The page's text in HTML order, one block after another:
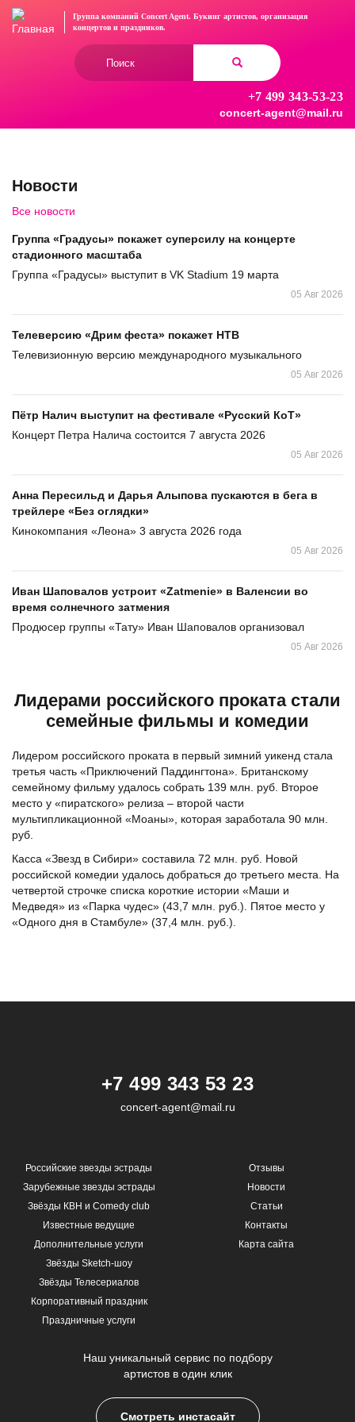
Перейти
Группа компаний Concert Agent. Букинг артистов, организация
концертови праздников.
+7 499 343-53-23
concert-agent@mail.ru
Новости
Все новости
Группа «Градусы» покажет суперсилу на концерте
стадионного масштаба
Группа «Градусы» выступит в VK Stadium 19 марта
05 Авг 2026
Телеверсию «Дрим феста» покажет НТВ
Телевизионную версию международного музыкального
05 Авг 2026
Пётр Налич выступит на фестивале «Русский КоТ»
Концерт Петра Налича состоится 7 августа 2026
05 Авг 2026
Анна Пересильд и Дарья Алыпова пускаются в бега в
трейлере «Без оглядки»
Кинокомпания «Леона» 3 августа 2026 года
05 Авг 2026
Иван Шаповалов устроит «Zatmenie» в Валенсии во
время солнечного затмения
Продюсер группы «Тату» Иван Шаповалов организовал
05 Авг 2026
Лидерами российского проката стали
семейные фильмы и комедии
Лидером российского проката в первый зимний уикенд стала
третья часть «Приключений Паддингтона». Британскому
семейному фильму удалось собрать 139 млн. руб. Второе
место у «пиратского» релиза – второй части
мультипликационной «Моаны», которая заработала 90 млн.
руб.
Касса «Звезд в Сибири» составила 72 млн. руб. Новой
российской комедии удалось добраться до третьего места. На
четвертой строчке списка короткие истории «Маши и
Медведя» из «Парка чудес» (43,7 млн. руб.). Пятое место у
«Одного дня в Стамбуле» (37,4 млн. руб.).
+7 499 343 53 23
concert-agent@mail.ru
Российские звезды эстрады
Зарубежные звезды эстрады
Звёзды КВН и Comedy club
Известные ведущие
Дополнительные услуги
Звёзды Sketch-шоу
Звёзды Телесериалов
Корпоративный праздник
Праздничные услуги
Отзывы
Новости
Статьи
Контакты
Карта сайта
Наш уникальный сервис по подбору
артистов в один клик
Смотреть инстасайт